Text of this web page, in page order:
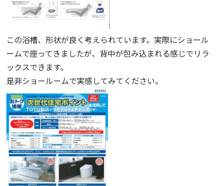
この浴槽、形状が良く考えられています。実際にショール
ームで座ってきましたが、背中が包み込まれる感じでリラ
ックスできます。
是非ショールームで実感してみてください。